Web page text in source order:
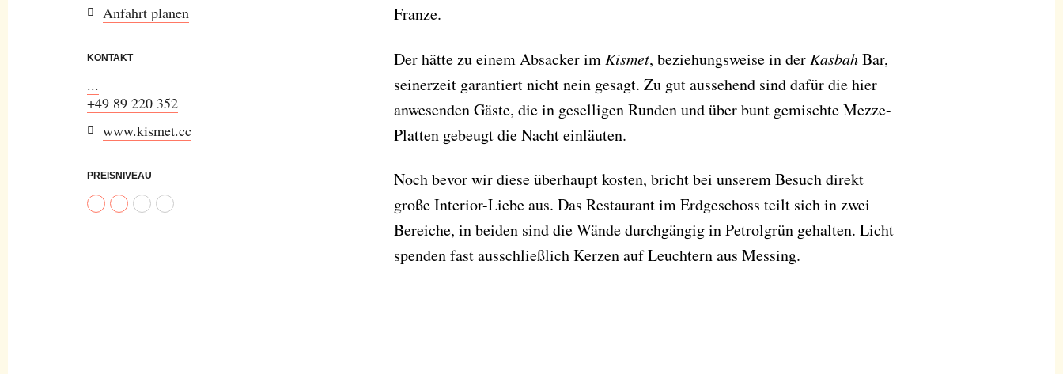
Anfahrt planen
KONTAKT
...
+49 89 220 352
www.kismet.cc
PREISNIVEAU
Franze.
Der hätte zu einem Absacker im Kismet, beziehungsweise in der KasbahBar,
seinerzeit garantiert nicht nein gesagt. Zu gut aussehend sind dafür die hier
anwesenden Gäste, die in geselligen Runden und über bunt gemischte Mezze-
Platten gebeugt die Nacht einläuten.
Noch bevor wir diese überhaupt kosten, bricht bei unserem Besuch direkt
große Interior-Liebe aus. Das Restaurant im Erdgeschoss teilt sich in zwei
Bereiche, in beiden sind die Wände durchgängig in Petrolgrün gehalten. Licht
spenden fast ausschließlich Kerzen auf Leuchtern aus Messing.